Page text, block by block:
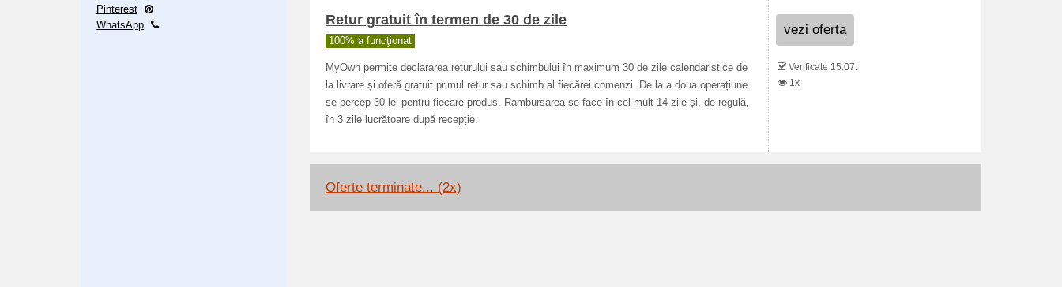
Pinterest
WhatsApp
Retur gratuit în termen de 30 de zile
100% a funcţionat
MyOwn permite declararea returului sau schimbului în maximum 30 de zile calendaristice de
la livrare și oferă gratuit primul retur sau schimb al fiecărei comenzi. De la a doua operațiune
se percep 30 lei pentru fiecare produs. Rambursarea se face în cel mult 14 zile și, de regulă,
în 3 zile lucrătoare după recepție.
vezi oferta
Verificate 15.07.
1x
Oferte terminate... (2x)